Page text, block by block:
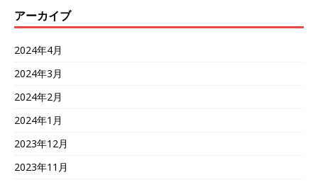
アーカイブ
2024年4月
2024年3月
2024年2月
2024年1月
2023年12月
2023年11月